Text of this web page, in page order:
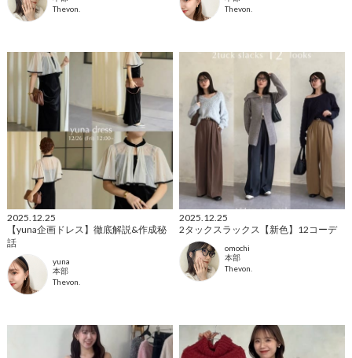
Thevon.
Thevon.
2025.12.25
【yuna企画ドレス】徹底解説&作成秘
話
yuna
本部
Thevon.
2025.12.25
2タックスラックス【新色】12コーデ
omochi
本部
Thevon.